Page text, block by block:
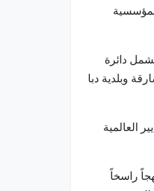
دائرة
وبلدية دبا
العالمية
راسخاً